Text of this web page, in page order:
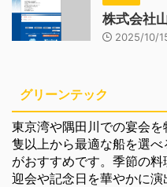
株式会社
2025/10/
グリーンテック
東京湾や隅田川での宴会
隻以上から最適な船を選べ
がおすすめです。季節の
迎会や記念日を華やかに演